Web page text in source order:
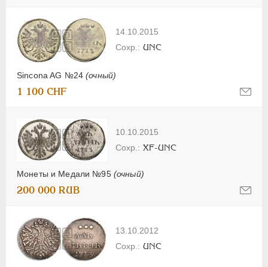
14.10.2015
Sincona AG №24(очный)
UNC
1 100 CHF
10.10.2015
Монеты и Медали №95 (очный)
XF-UNC
200 000 RUB
13.10.2012
UNC